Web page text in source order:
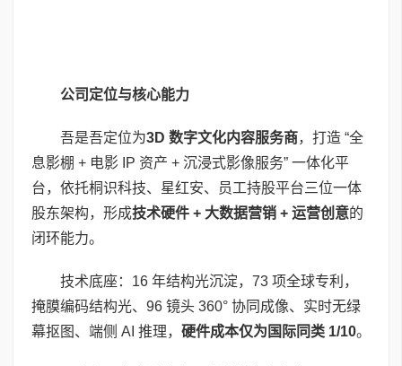
公司定位与核心能力
吾是吾定位为3D 数字文化内容服务商，打造 “全
息影棚 + 电影 IP 资产 + 沉浸式影像服务” 一体化平
台，依托桐识科技、星红安、员工持股平台三位一体
股东架构，形成技术硬件 + 大数据营销 + 运营创意的
闭环能力。
技术底座：16 年结构光沉淀，73 项全球专利，
掩膜编码结构光、96 镜头 360° 协同成像、实时无绿
幕抠图、端侧 AI 推理， 硬件成本仅为国际同类 1/10。